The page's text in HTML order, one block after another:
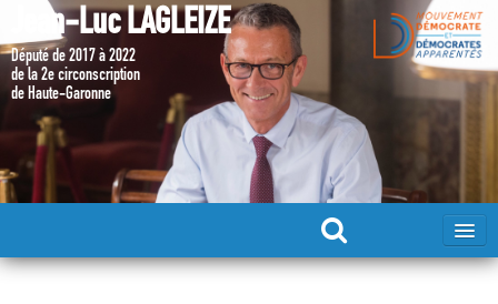
Jean-Luc LAGLEIZE
Député de 2017 à 2022
de la 2e circonscription
de Haute-Garonne